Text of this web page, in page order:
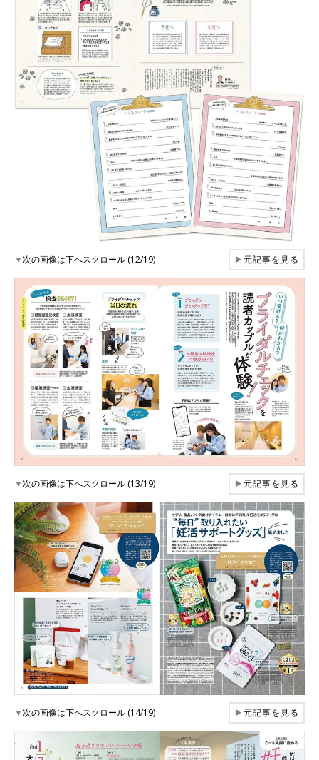
▼次の画像は下へスクロール (12/19) ▶元記事を見る
▼次の画像は下へスクロール (13/19) ▶元記事を見る
▼次の画像は下へスクロール (14/19) ▶元記事を見る